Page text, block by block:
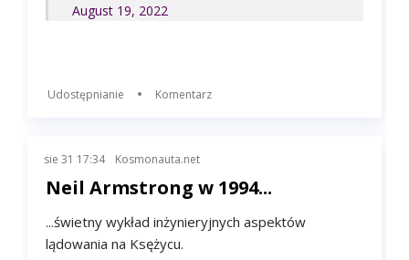
— But With Raptors (@ButWithRaptors)
sie 31 17:34
Neil Armstrong w 1994...
...świetny wykład inżynieryjnych aspektów